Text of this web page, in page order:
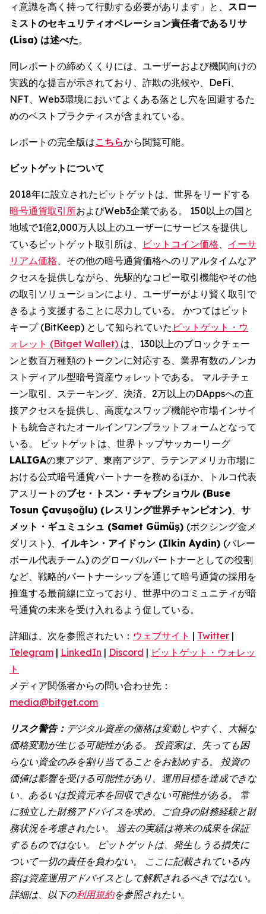
ィ意識を高く持って行動する必要があります」と、 スロー
ミストのセキュリティオペレーション責任者であるリサ
(Lisa) は述べた。
同レポートの締めくくりには、ユーザーおよび機関向けの
実践的な提言が示されており、詐欺の兆候や、DeFi、
NFT、Web3環境においてよくある落とし穴を回避するた
めのベストプラクティスが含まれている。
レポートの完全版はこちらから閲覧可能。
ビットゲットについて
2018年に設立されたビットゲットは、世界をリードする
暗号通貨取引所およびWeb3企業である。 150以上の国と
地域で1億2,000万人以上のユーザーにサービスを提供し
ているビットゲット取引所は、
ビットコイン価格、 イーサ
リアム価格、その他の暗号通貨価格へのリアルタイムなア
クセスを提供しながら、先駆的なコピー取引機能やその他
の取引ソリューションにより、ユーザーがより賢く取引で
きるよう支援することに尽力している。 かつてはビット
キープ (BitKeep) として知られていた ビットゲット・ウ
ォレット (Bitget Wallet) は、130以上のブロックチェー
ンと数百万種類のトークンに対応する、業界有数のノンカ
ストディアル型暗号資産ウォレットである。 マルチチェ
ーン取引、ステーキング、決済、2万以上のDAppsへの直
接アクセスを提供し、高度なスワップ機能や市場インサイ
トも統合されたオールインワンプラットフォームとなって
いる。 ビットゲットは、世界トップサッカーリーグ
LALIGAの東アジア、東南アジア、ラテンアメリカ市場に
おける公式暗号通貨パートナーを務めるほか、トルコ代表
アスリートのブセ・トスン・チャブショウル (Buse
Tosun Çavuşoğlu) (レスリング世界チャンピオン)、 サ
メット・ギュミュシュ (Samet Gümüş) (ボクシング金メ
ダリスト)、 イルキン・アイドゥン (Ilkin Aydin) (バレー
ボール代表チーム) のグローバルパートナーとしての役割
など、戦略的パートナーシップを通じて暗号通貨の採用を
推進する最前線に立っており、世界中のコミュニティが暗
号通貨の未来を受け入れるよう促している。
詳細は、次を参照されたい： ウェブサイト | Twitter |
Telegram | LinkedIn | Discord | ビットゲット・ウォレッ
ト
メディア関係者からの問い合わせ先：
media@bitget.com
リスク警告： デジタル資産の価格は変動しやすく、大幅な
価格変動が生じる可能性がある。 投資家は、失っても困
らない資金のみを割り当てることをお勧めする。 投資の
価値は影響を受ける可能性があり、運用目標を達成できな
い、あるいは投資元本を回収できない可能性がある。 常
に独立した財務アドバイスを求め、ご自身の財務経験と財
務状況を考慮されたい。 過去の実績は将来の成果を保証
するものではない。 ビットゲットは、発生しうる損失に
ついて一切の責任を負わない。 ここに記載されている内
容は資産運用アドバイスとして解釈されるべきではない。
詳細は、以下の利用規約を参照されたい。